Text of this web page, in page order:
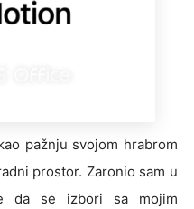
pažnju svojom hrabrom
prostor. Zaronio sam u
da se izbori sa mojim